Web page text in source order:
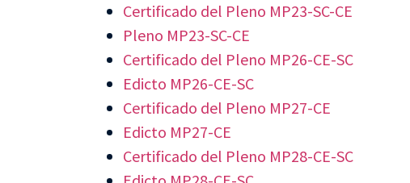
Certificado del Pleno MP23-SC-CE
Pleno MP23-SC-CE
Certificado del Pleno MP26-CE-SC
Edicto MP26-CE-SC
Certificado del Pleno MP27-CE
Edicto MP27-CE
Certificado del Pleno MP28-CE-SC